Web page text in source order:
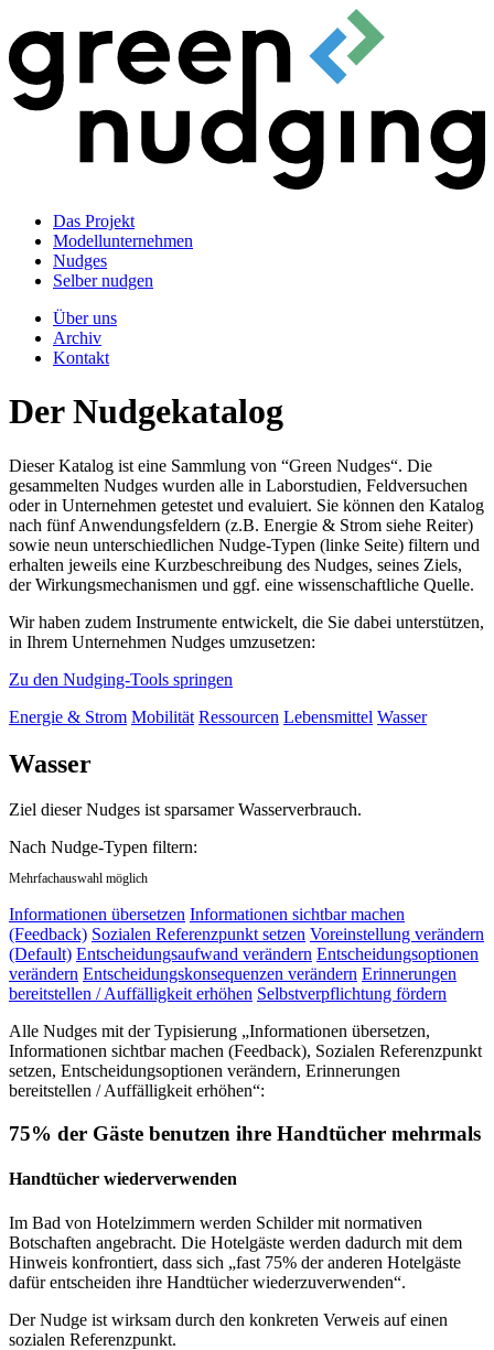
Das Projekt
Modellunternehmen
Nudges
Selber nudgen
Über uns
Archiv
Kontakt
Der Nudgekatalog
Dieser Katalog ist eine Sammlung von “Green Nudges“. Die
gesammelten Nudges wurden alle in Laborstudien, Feldversuchen
oder in Unternehmen getestet und evaluiert. Sie können den Katalog
nach fünf Anwendungsfeldern (z.B. Energie & Strom siehe Reiter)
sowie neun unterschiedlichen Nudge-Typen (linke Seite) filtern und
erhalten jeweils eine Kurzbeschreibung des Nudges, seines Ziels,
der Wirkungsmechanismen und ggf. eine wissenschaftliche Quelle.
Wir haben zudem Instrumente entwickelt, die Sie dabei unterstützen,
in Ihrem Unternehmen Nudges umzusetzen:
Zu den Nudging-Tools springen
Energie & Strom Mobilität Ressourcen Lebensmittel Wasser
Wasser
Ziel dieser Nudges ist sparsamer Wasserverbrauch.
Nach Nudge-Typen filtern:
Mehrfachauswahl möglich
Informationen übersetzen Informationen sichtbar machen
(Feedback) Sozialen Referenzpunkt setzen Voreinstellung verändern
(Default) Entscheidungsaufwand verändern Entscheidungsoptionen
verändern Entscheidungskonsequenzen verändern Erinnerungen
bereitstellen / Auffälligkeit erhöhen Selbstverpflichtung fördern
Alle Nudges mit der Typisierung „Informationen übersetzen,
Informationen sichtbar machen (Feedback), Sozialen Referenzpunkt
setzen, Entscheidungsoptionen verändern, Erinnerungen
bereitstellen / Auffälligkeit erhöhen“:
75% der Gäste benutzen ihre Handtücher mehrmals
Handtücher wiederverwenden
Im Bad von Hotelzimmern werden Schilder mit normativen
Botschaften angebracht. Die Hotelgäste werden dadurch mit dem
Hinweis konfrontiert, dass sich „fast 75% der anderen Hotelgäste
dafür entscheiden ihre Handtücher wiederzuverwenden“.
Der Nudge ist wirksam durch den konkreten Verweis auf einen
sozialen Referenzpunkt.